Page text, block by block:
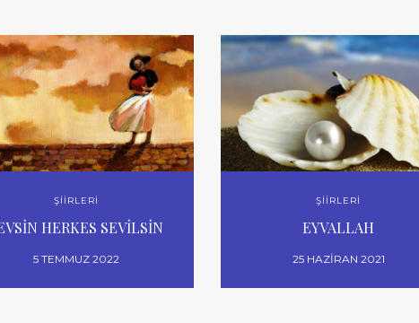
ŞİİRLERİ
HERKES SEVİLSİN
5 TEMMUZ 2022
ŞİİRLERİ
EYVALLAH
25 HAZIRAN 2021